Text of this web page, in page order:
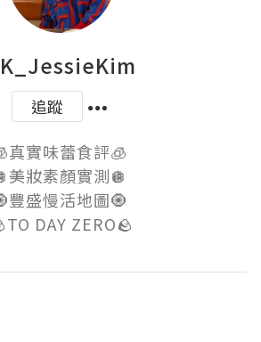
追蹤
真實味蕾食評🧊
美妝素顏實測🪩
豐盛慢活地圖🧿
DAY ZERO🪨